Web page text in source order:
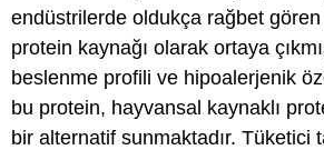
endüstrilerde oldukça rağbet gören
protein kaynağı olarak ortaya
beslenme profili ve hipoalerjenik
bu protein, hayvansal kaynaklı
bir alternatif sunmaktadır. Tüketici